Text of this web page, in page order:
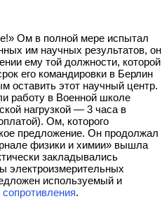
Ом в полной мере испытал
им научных результатов, он
ему той должности, которой
его командировки в Берлин
оставить этот научный центр.
работу в Военной школе
нагрузкой — 3 часа в
Ом, которого
предложение. Он продолжал
физики и химии» вышла
закладывались
электроизмерительных
используемый и
сопротивления.